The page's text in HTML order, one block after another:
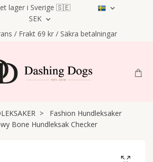
lager i Sverige 🇸🇪
SEK
/ Frakt 69 kr / Säkra betalningar
Fashion Hundleksaker
Bone Hundleksak Checker